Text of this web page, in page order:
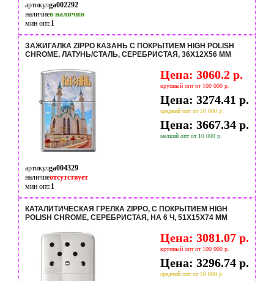
артикулga002292
наличиев наличии
мин опт.1
ЗАЖИГАЛКА ZIPPO КАЗАНЬ С ПОКРЫТИЕМ HIGH POLISH
CHROME, ЛАТУНЬ/СТАЛЬ, СЕРЕБРИСТАЯ, 36Х12Х56 ММ
Цена: 3060.2 р.
крупный опт от 100 000 р.
Цена: 3274.41 р.
средний опт от 50 000 р.
Цена: 3667.34 р.
мелкий опт от 10 000 р.
артикулga004329
наличиеотсутствует
мин опт.1
КАТАЛИТИЧЕСКАЯ ГРЕЛКА ZIPPO, С ПОКРЫТИЕМ HIGH
POLISH CHROME, СЕРЕБРИСТАЯ, НА 6 Ч, 51X15X74 ММ
Цена: 3081.07 р.
крупный опт от 100 000 р.
Цена: 3296.74 р.
средний опт от 50 000 р.